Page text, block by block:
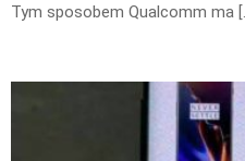
Tym sposobem Qualcomm ma